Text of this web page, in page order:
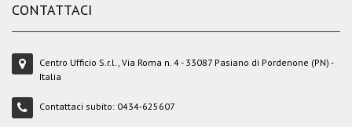
CONTATTACI
Centro Ufficio S.r.l., Via Roma n. 4 - 33087 Pasiano di Pordenone (PN) -
Italia
Contattaci subito: 0434-625607